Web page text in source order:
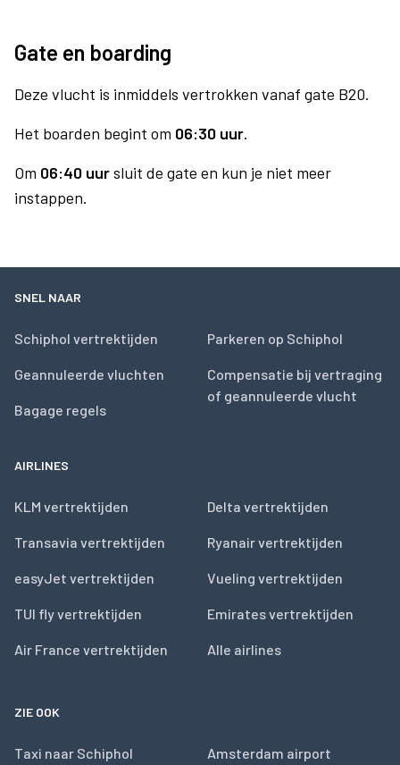
Gate en boarding
Deze vlucht is inmiddels vertrokken vanaf gate B20.
Het boarden begint om 06:30 uur.
Om 06:40 uursluit de gate en kun je niet meer
instappen.
SNEL NAAR
Schiphol vertrektijden
Geannuleerde vluchten
Bagage regels
Parkeren op Schiphol
Compensatie bij vertraging
of geannuleerde vlucht
AIRLINES
KLM vertrektijden
Transavia vertrektijden
easyJet vertrektijden
TUI fly vertrektijden
Air France vertrektijden
Delta vertrektijden
Ryanair vertrektijden
Vueling vertrektijden
Emirates vertrektijden
Alle airlines
ZIE OOK
Taxi naar Schiphol Amsterdam airport